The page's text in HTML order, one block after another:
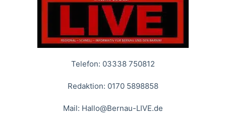
Telefon: 03338 750812
Redaktion: 0170 5898858
Mail: Hallo@Bernau-LIVE.de